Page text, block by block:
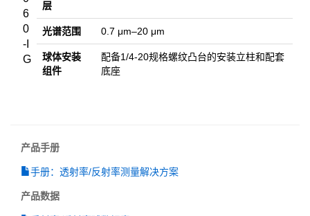
6
0
-I
G
层
光谱范围 0.7 μm–20 μm
球体安装
组件
配备1/4-20规格螺纹凸台的安装立柱和配套
底座
产品手册
手册：透射率/反射率测量解决方案
产品数据